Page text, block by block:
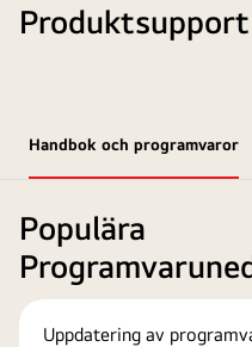
Produktsupport
Handbok och programvaror
Populära
Uppdatering av